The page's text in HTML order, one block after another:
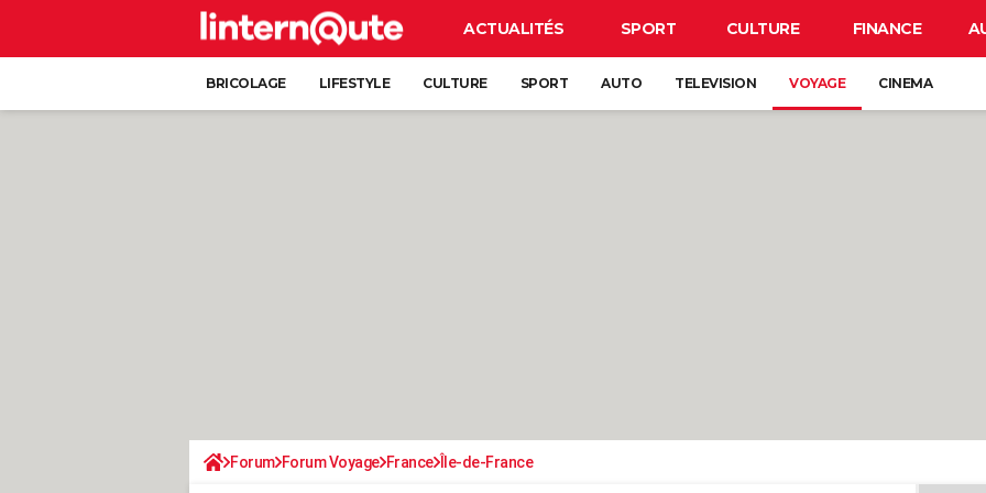
ACTUALITÉS SPORT CULTURE FINANCE
BRICOLAGE LIFESTYLE CULTURE SPORT AUTO TELEVISION VOYAGE CINEMA
Forum Forum Voyage France Île-de-France